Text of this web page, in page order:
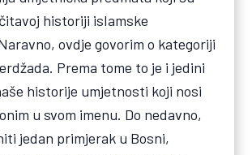
historiji islamske
ovdje govorim o kategoriji
Prema tome to je i jedini
historije umjetnosti koji nosi
u svom imenu. Do nedavno,
jedan primjerak u Bosni,